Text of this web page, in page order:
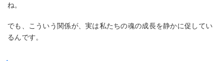
ね。
でも、こういう関係が、実は私たちの魂の成長を静かに促してい
るんです。